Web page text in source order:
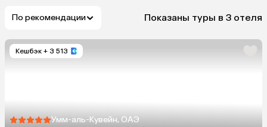
По рекомендации Показаны туры в 3 отеля
Кешбэк + 3 513
Умм-аль-Кувейн, ОАЭ